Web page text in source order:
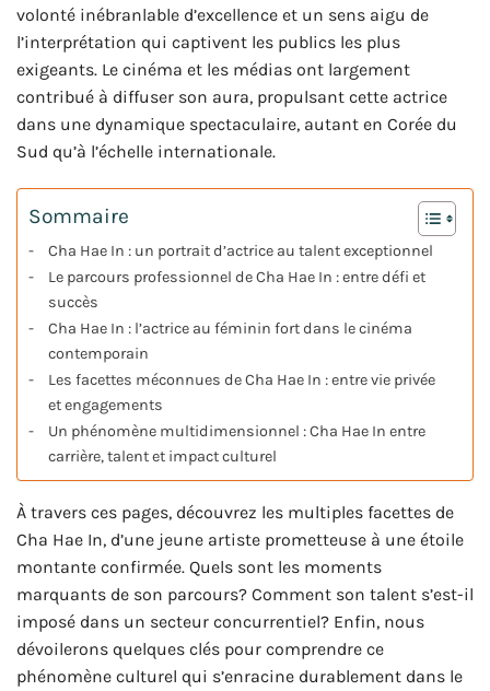
volonté inébranlable d’excellence et un sens aigu de
l’interprétation qui captivent les publics les plus
exigeants. Le cinéma et les médias ont largement
contribué à diffuser son aura, propulsant cette actrice
dans une dynamique spectaculaire, autant en Corée du
Sud qu’à l’échelle internationale.
Sommaire
Cha Hae In : un portrait d’actrice au talent exceptionnel
Le parcours professionnel de Cha Hae In : entre défi et
succès
Cha Hae In : l’actrice au féminin fort dans le cinéma
contemporain
Les facettes méconnues de Cha Hae In : entre vie privée
et engagements
Un phénomène multidimensionnel : Cha Hae In entre
carrière, talent et impact culturel
À travers ces pages, découvrez les multiples facettes de
Cha Hae In, d’une jeune artiste prometteuse à une étoile
montante confirmée. Quels sont les moments
marquants de son parcours? Comment son talent s’est-il
imposé dans un secteur concurrentiel? Enfin, nous
dévoilerons quelques clés pour comprendre ce
phénomène culturel qui s’enracine durablement dans le